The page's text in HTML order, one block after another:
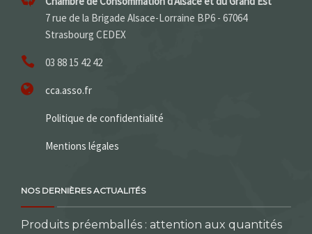
7 rue de la Brigade Alsace-Lorraine BP6 - 67064
Strasbourg CEDEX
03 88 15 42 42
cca.asso.fr
Politique de confidentialité
Mentions légales
NOS DERNIÈRES ACTUALITÉS
Produits préemballés : attention aux quantités